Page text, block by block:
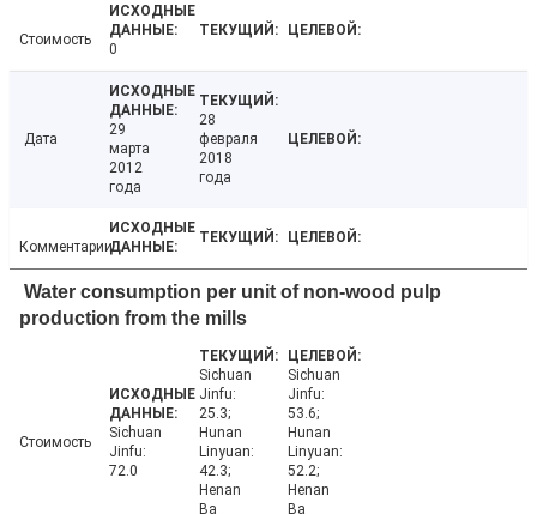
Стоимость
0
Дата
29
марта
2012
года
28
февраля
2018
года
Комментарии
Water consumption per unit of non-wood pulp
production from the mills
Стоимость
Sichuan
Jinfu:
72.0
Sichuan
Jinfu:
25.3;
Hunan
Linyuan:
42.3;
Henan
Ba
Sichuan
Jinfu:
53.6;
Hunan
Linyuan:
52.2;
Henan
Ba